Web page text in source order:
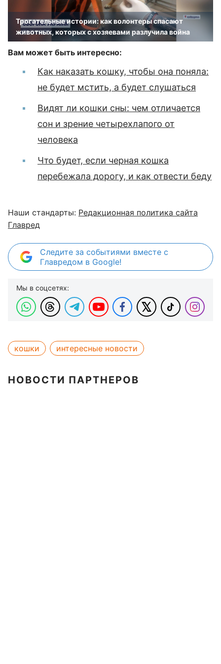
Трогательные истории: как волонтеры спасают
животных, которых с хозяевами разлучила война
Вам может быть интересно:
Как наказать кошку, чтобы она поняла:
не будет мстить, а будет слушаться
Видят ли кошки сны: чем отличается
сон и зрение четырехлапого от
человека
Что будет, если черная кошка
перебежала дорогу, и как отвести беду
Наши стандарты: Редакционная политика сайта
Главред
Следите за событиями вместе с
Главредом в Google!
Мы в соцсетях:
кошки интересные новости
НОВОСТИ ПАРТНЕРОВ